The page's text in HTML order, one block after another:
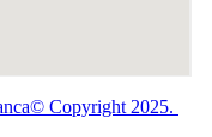
Copyright 2025.